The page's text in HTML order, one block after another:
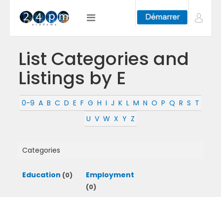
List Categories and
Listings by E
0-9 A B C D E F G H I J K L M N O P Q R S T
U V W X Y Z
Categories
Education (0) Employment
(0)